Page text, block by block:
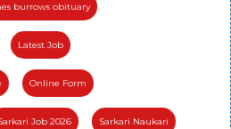
burrows obituary
Latest Job
Online Form
Job 2026 Sarkari Naukari